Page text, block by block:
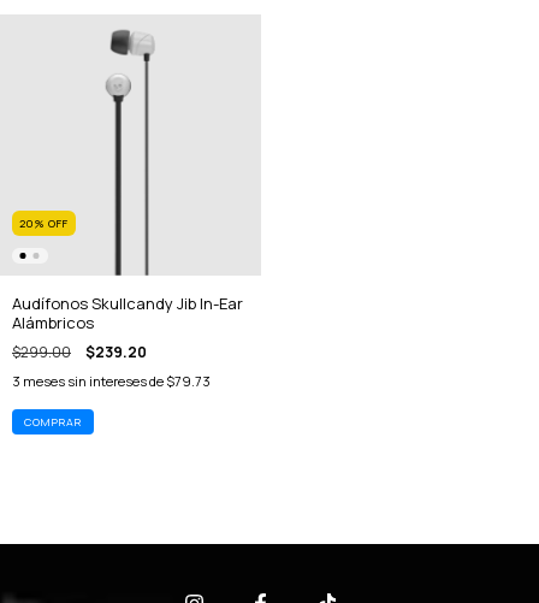
20% OFF
Audífonos Skullcandy Jib In-Ear
Alámbricos
$299.00 $239.20
3 meses sin intereses de $79.73